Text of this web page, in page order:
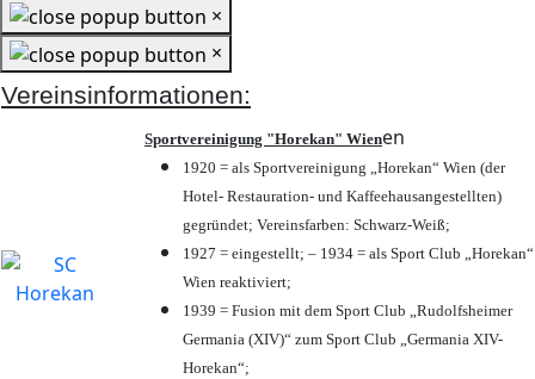
×
×
Vereinsinformationen:
Sportvereinigung "Horekan" Wienen
1920 = als Sportvereinigung „Horekan“ Wien (der
Hotel- Restauration- und Kaffeehausangestellten)
gegründet; Vereinsfarben: Schwarz-Weiß;
1927 = eingestellt; – 1934 = als Sport Club „Horekan“
Wien reaktiviert;
1939 = Fusion mit dem Sport Club „Rudolfsheimer
Germania (XIV)“ zum Sport Club „Germania XIV-
Horekan“;